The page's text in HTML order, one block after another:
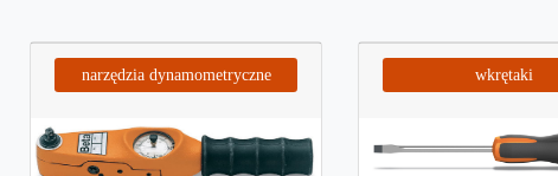
narzędzia dynamometryczne wkrętaki